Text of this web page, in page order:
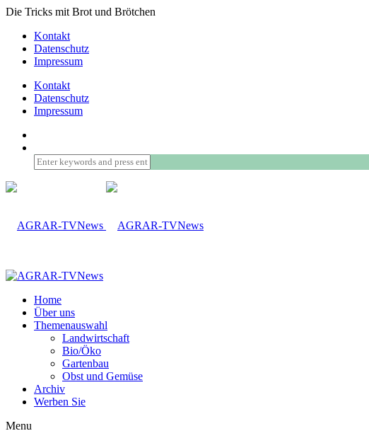
Die Tricks mit Brot und Brötchen
Kontakt
Datenschutz
Impressum
Kontakt
Datenschutz
Impressum
Home
Über uns
Themenauswahl
Landwirtschaft
Bio/Öko
Gartenbau
Obst und Gemüse
Archiv
Werben Sie
Menu